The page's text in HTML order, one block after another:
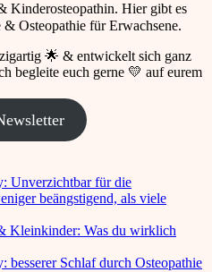
Kinderosteopathin. Hier gibt es
Osteopathie für Erwachsene.
🌟 & entwickelt sich ganz
begleite euch gerne 💛 auf eurem
Unverzichtbar für die
beängstigend, als viele
Kleinkinder: Was du wirklich
besserer Schlaf durch Osteopathie